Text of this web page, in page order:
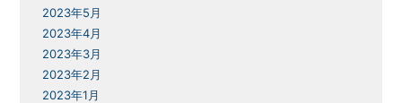
2023年5月
2023年4月
2023年3月
2023年2月
2023年1月